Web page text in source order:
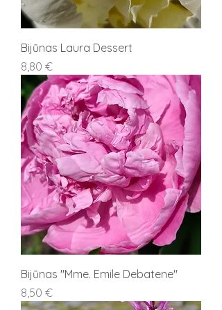
Bijūnas Laura Dessert
Kaina
8,80 €
Bijūnas "Mme. Emile Debatene"
Kaina
8,50 €